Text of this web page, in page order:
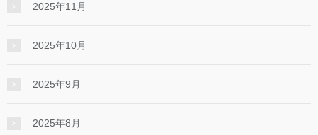
2025年11月
2025年10月
2025年9月
2025年8月